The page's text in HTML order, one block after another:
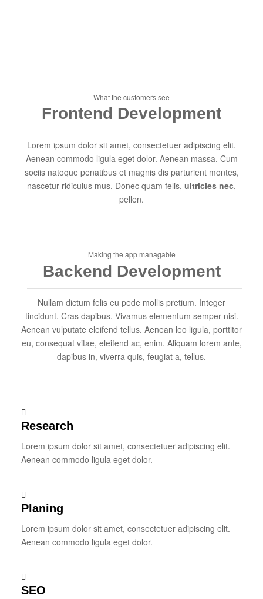
What the customers see
Frontend Development
Lorem ipsum dolor sit amet, consectetuer adipiscing elit.
Aenean commodo ligula eget dolor. Aenean massa. Cum
sociis natoque penatibus et magnis dis parturient montes,
nascetur ridiculus mus. Donec quam felis, ultricies nec,
pellen.
Making the app managable
Backend Development
Nullam dictum felis eu pede mollis pretium. Integer
tincidunt. Cras dapibus. Vivamus elementum semper nisi.
Aenean vulputate eleifend tellus. Aenean leo ligula, porttitor
eu, consequat vitae, eleifend ac, enim. Aliquam lorem ante,
dapibus in, viverra quis, feugiat a, tellus.
Research
Lorem ipsum dolor sit amet, consectetuer adipiscing elit.
Aenean commodo ligula eget dolor.
Planing
Lorem ipsum dolor sit amet, consectetuer adipiscing elit.
Aenean commodo ligula eget dolor.
SEO